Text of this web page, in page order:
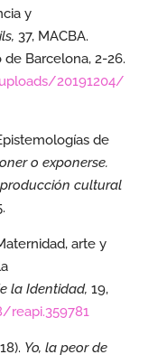
y
37, MACBA.
Barcelona, 2-26.
20191204/
de
o exponerse.
cultural
arte y
la Identidad, 19,
reapi.359781
Yo, la peor de